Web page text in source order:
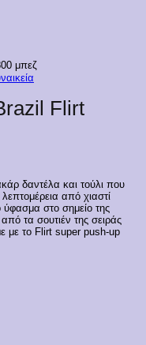
Flirt
δαντέλα και τούλι που
από χιαστί
στο σημείο της
τα σουτιέν της σειράς
με το Flirt super push-up